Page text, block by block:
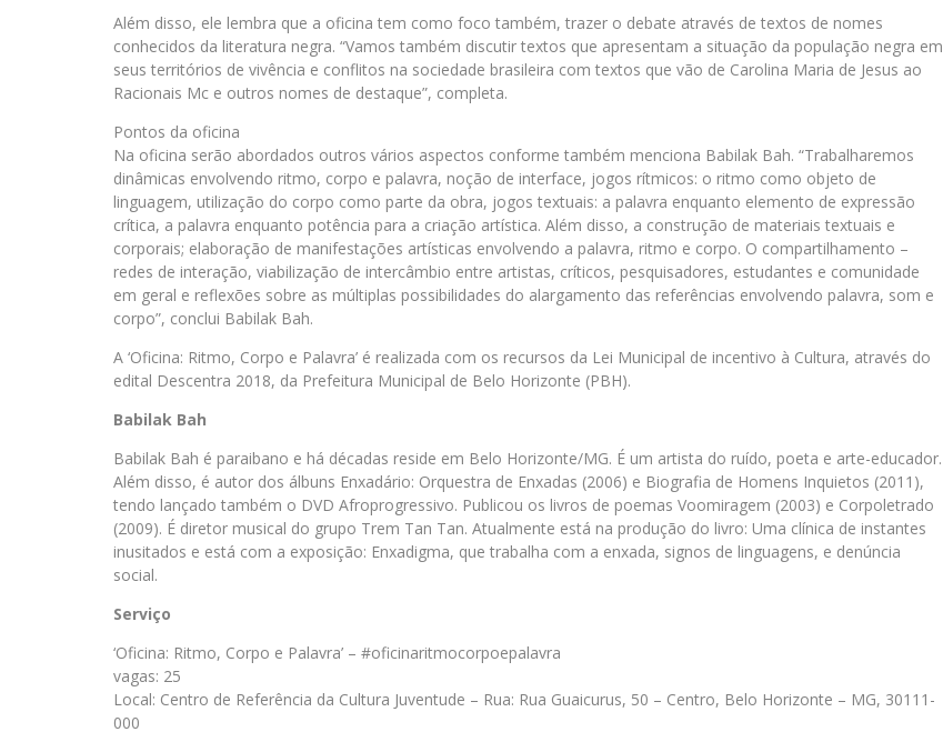
Além disso, ele lembra que a oficina tem como foco também, trazer o debate através de textos de nomes
conhecidos da literatura negra. “Vamos também discutir textos que apresentam a situação da população negra em
seus territórios de vivência e conflitos na sociedade brasileira com textos que vão de Carolina Maria de Jesus ao
Racionais Mc e outros nomes de destaque”, completa.
Pontos da oficina
Na oficina serão abordados outros vários aspectos conforme também menciona Babilak Bah. “Trabalharemos
dinâmicas envolvendo ritmo, corpo e palavra, noção de interface, jogos rítmicos: o ritmo como objeto de
linguagem, utilização do corpo como parte da obra, jogos textuais: a palavra enquanto elemento de expressão
crítica, a palavra enquanto potência para a criação artística. Além disso, a construção de materiais textuais e
corporais; elaboração de manifestações artísticas envolvendo a palavra, ritmo e corpo. O compartilhamento –
redes de interação, viabilização de intercâmbio entre artistas, críticos, pesquisadores, estudantes e comunidade
em geral e reflexões sobre as múltiplas possibilidades do alargamento das referências envolvendo palavra, som e
corpo”, conclui Babilak Bah.
A ‘Oficina: Ritmo, Corpo e Palavra’ é realizada com os recursos da Lei Municipal de incentivo à Cultura, através do
edital Descentra 2018, da Prefeitura Municipal de Belo Horizonte (PBH).
Babilak Bah
Babilak Bah é paraibano e há décadas reside em Belo Horizonte/MG. É um artista do ruído, poeta e arte-educador.
Além disso, é autor dos álbuns Enxadário: Orquestra de Enxadas (2006) e Biografia de Homens Inquietos (2011),
tendo lançado também o DVD Afroprogressivo. Publicou os livros de poemas Voomiragem (2003) e Corpoletrado
(2009). É diretor musical do grupo Trem Tan Tan. Atualmente está na produção do livro: Uma clínica de instantes
inusitados e está com a exposição: Enxadigma, que trabalha com a enxada, signos de linguagens, e denúncia
social.
Serviço
‘Oficina: Ritmo, Corpo e Palavra’ – #oficinaritmocorpoepalavra
vagas: 25
Local: Centro de Referência da Cultura Juventude – Rua: Rua Guaicurus, 50 – Centro, Belo Horizonte – MG, 30111-
000